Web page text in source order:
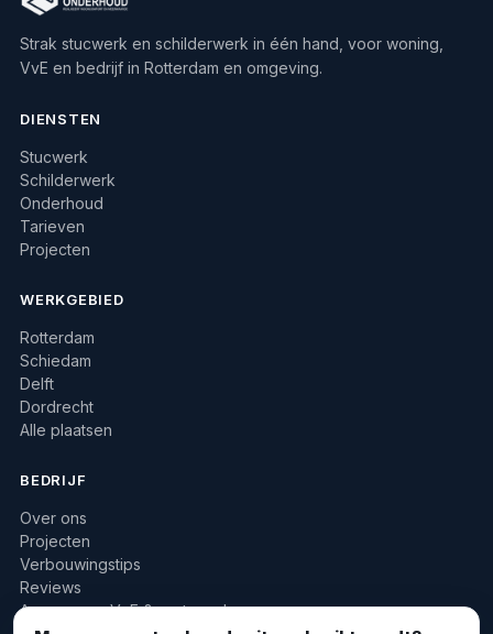
Strak stucwerk en schilderwerk in één hand, voor woning,
VvE en bedrijf in Rotterdam en omgeving.
DIENSTEN
Stucwerk
Schilderwerk
Onderhoud
Tarieven
Projecten
WERKGEBIED
Rotterdam
Schiedam
Delft
Dordrecht
Alle plaatsen
BEDRIJF
Over ons
Projecten
Verbouwingstips
Reviews
Aannemers, VvE & vastgoed